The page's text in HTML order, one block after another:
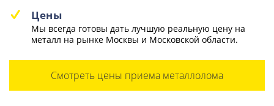
Цены
Мы всегда готовы дать лучшую реальную цену на
металл на рынке Москвы и Московской области.
Смотреть цены приема металлолома